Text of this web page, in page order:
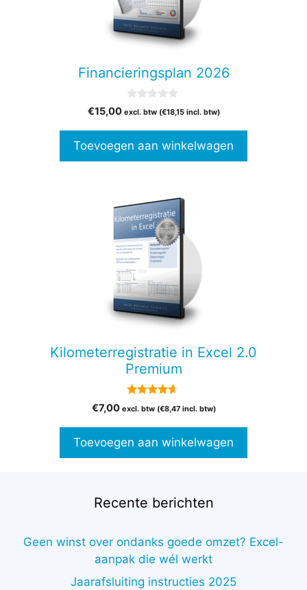
Financieringsplan 2026
v
5
€15,00 excl. btw (€18,15incl. btw)
Toevoegen aan winkelwagen
Kilometerregistratie in Excel 2.0
Premium
4.50
van 5
€7,00 excl. btw (€8,47incl. btw)
Toevoegen aan winkelwagen
Recente berichten
Geen winst over ondanks goede omzet? Excel-
aanpak die wél werkt
Jaarafsluiting instructies 2025